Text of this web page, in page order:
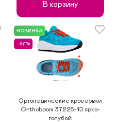
В корзину
НОВИНКА
- 57%
Ортопедические кроссовки
Orthoboom 37225-10 ярко-
голубой